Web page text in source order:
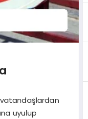
vatandaşlardan
uyulup